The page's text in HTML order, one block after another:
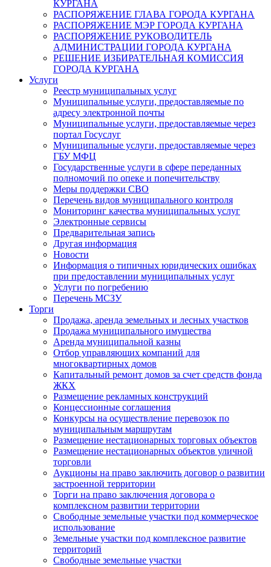
КУРГАНА
РАСПОРЯЖЕНИЕ ГЛАВА ГОРОДА КУРГАНА
РАСПОРЯЖЕНИЕ МЭР ГОРОДА КУРГАНА
РАСПОРЯЖЕНИЕ РУКОВОДИТЕЛЬ
АДМИНИСТРАЦИИ ГОРОДА КУРГАНА
РЕШЕНИЕ ИЗБИРАТЕЛЬНАЯ КОМИССИЯ
ГОРОДА КУРГАНА
Услуги
Реестр муниципальных услуг
Муниципальные услуги, предоставляемые по
адресу электронной почты
Муниципальные услуги, предоставляемые через
портал Госуслуг
Муниципальные услуги, предоставляемые через
ГБУ МФЦ
Государственные услуги в сфере переданных
полномочий по опеке и попечительству
Меры поддержки СВО
Перечень видов муниципального контроля
Мониторинг качества муниципальных услуг
Электронные сервисы
Предварительная запись
Другая информация
Новости
Информация о типичных юридических ошибках
при предоставлении муниципальных услуг
Услуги по погребению
Перечень МСЗУ
Торги
Продажа, аренда земельных и лесных участков
Продажа муниципального имущества
Аренда муниципальной казны
Отбор управляющих компаний для
многоквартирных домов
Капитальный ремонт домов за счет средств фонда
ЖКХ
Размещение рекламных конструкций
Концессионные соглашения
Конкурсы на осуществление перевозок по
муниципальным маршрутам
Размещение нестационарных торговых объектов
Размещение нестационарных объектов уличной
торговли
Аукционы на право заключить договор о развитии
застроенной территории
Торги на право заключения договора о
комплексном развитии территории
Свободные земельные участки под коммерческое
использование
Земельные участки под комплексное развитие
территорий
Свободные земельные участки